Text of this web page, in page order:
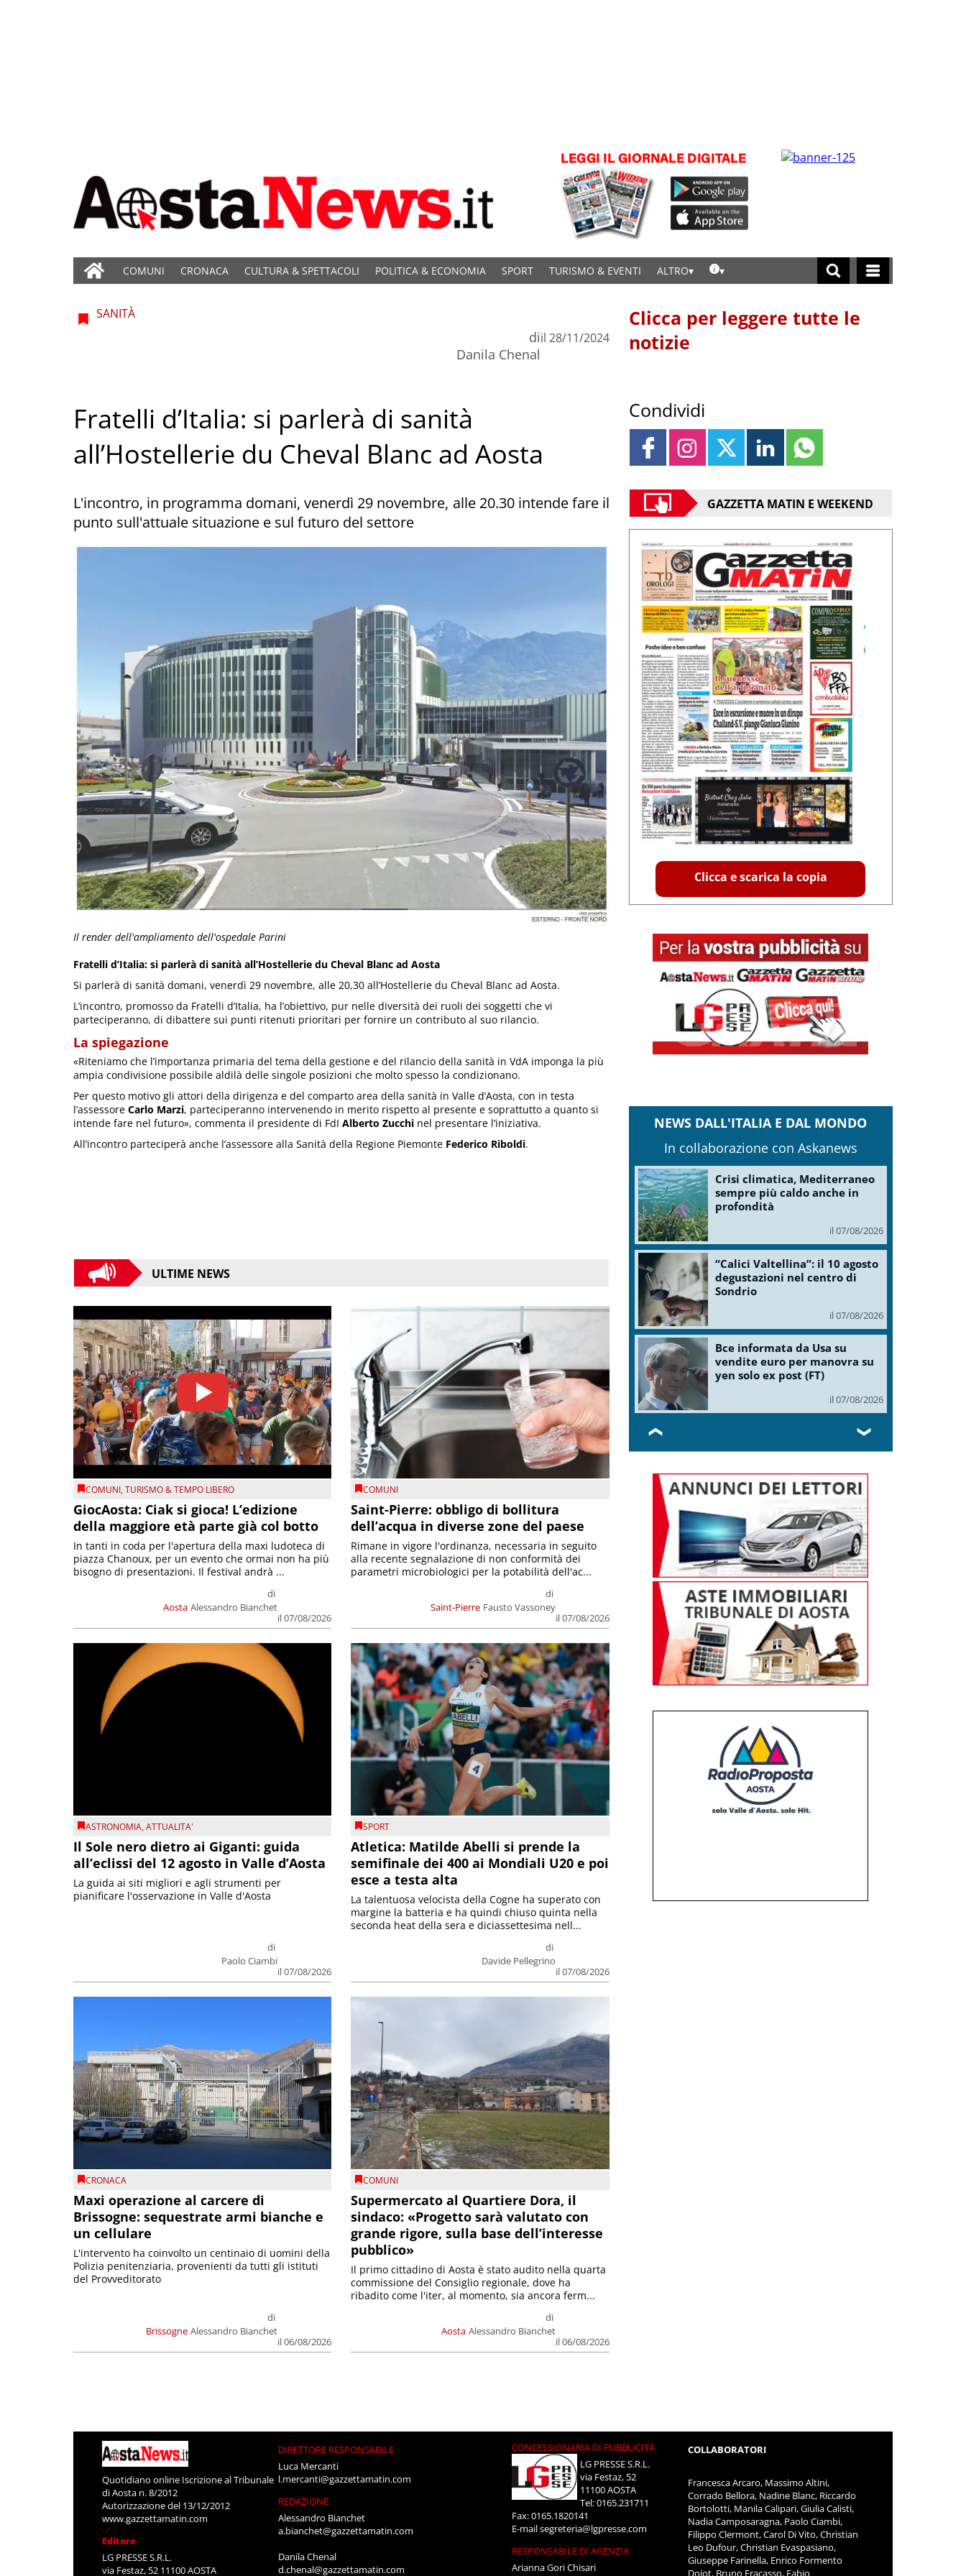
COMUNI CRONACA CULTURA & SPETTACOLI POLITICA & ECONOMIA SPORT TURISMO & EVENTI ALTRO
Il render dell'ampliamento dell'ospedale Parini
SANITÀ
di
Danila Chenal
il 28/11/2024
Fratelli d’Italia: si parlerà di sanità
all’Hostellerie du Cheval Blanc ad Aosta
L'incontro, in programma domani, venerdì 29 novembre, alle 20.30 intende fare il
punto sull'attuale situazione e sul futuro del settore
Fratelli d’Italia: si parlerà di sanità all’Hostellerie du Cheval Blanc ad Aosta
Si parlerà di sanità domani, venerdì 29 novembre, alle 20,30 all’Hostellerie du Cheval Blanc ad Aosta.
L’incontro, promosso da Fratelli d’Italia, ha l’obiettivo, pur nelle diversità dei ruoli dei soggetti che vi
parteciperanno, di dibattere sui punti ritenuti prioritari per fornire un contributo al suo rilancio.
La spiegazione
«Riteniamo che l’importanza primaria del tema della gestione e del rilancio della sanità in VdA imponga la più
ampia condivisione possibile aldilà delle singole posizioni che molto spesso la condizionano.
Per questo motivo gli attori della dirigenza e del comparto area della sanità in Valle d’Aosta, con in testa
l’assessore Carlo Marzi, parteciperanno intervenendo in merito rispetto al presente e soprattutto a quanto si
intende fare nel futuro», commenta il presidente di FdI Alberto Zucchi nel presentare l’iniziativa.
All’incontro parteciperà anche l’assessore alla Sanità della Regione Piemonte Federico Riboldi.
ULTIME NEWS
COMUNI,TURISMO & TEMPO LIBERO
GiocAosta: Ciak si gioca! L’edizione
della maggiore età parte già col botto
Aosta
di
Alessandro Bianchet
il 07/08/2026
In tanti in coda per l'apertura della maxi ludoteca di
piazza Chanoux, per un evento che ormai non ha più
bisogno di presentazioni. Il festival andrà ...
COMUNI
Saint-Pierre: obbligo di bollitura
dell’acqua in diverse zone del paese
Saint-Pierre
di
Fausto Vassoney
il 07/08/2026
Rimane in vigore l'ordinanza, necessaria in seguito
alla recente segnalazione di non conformità dei
parametri microbiologici per la potabilità dell'ac...
ASTRONOMIA,ATTUALITA'
Il Sole nero dietro ai Giganti: guida
all’eclissi del 12 agosto in Valle d’Aosta
di
Paolo Ciambi
il 07/08/2026
La guida ai siti migliori e agli strumenti per
pianificare l'osservazione in Valle d'Aosta
SPORT
Atletica: Matilde Abelli si prende la
semifinale dei 400 ai Mondiali U20 e poi
esce a testa alta
di
Davide Pellegrino
il 07/08/2026
La talentuosa velocista della Cogne ha superato con
margine la batteria e ha quindi chiuso quinta nella
seconda heat della sera e diciassettesima nell...
CRONACA
Maxi operazione al carcere di
Brissogne: sequestrate armi bianche e
un cellulare
Brissogne
di
Alessandro Bianchet
il 06/08/2026
L'intervento ha coinvolto un centinaio di uomini della
Polizia penitenziaria, provenienti da tutti gli istituti
del Provveditorato
COMUNI
Supermercato al Quartiere Dora, il
sindaco: «Progetto sarà valutato con
grande rigore, sulla base dell’interesse
pubblico»
Aosta
di
Alessandro Bianchet
il 06/08/2026
Il primo cittadino di Aosta è stato audito nella quarta
commissione del Consiglio regionale, dove ha
ribadito come l'iter, al momento, sia ancora ferm...
Clicca per leggere tutte le
notizie
Condividi
GAZZETTA MATIN E WEEKEND
Clicca e scarica la copia
NEWS DALL'ITALIA E DAL MONDO
In collaborazione con Askanews
Crisi climatica, Mediterraneo
sempre più caldo anche in
profondità
il 07/08/2026
“Calici Valtellina”: il 10 agosto
degustazioni nel centro di
Sondrio
il 07/08/2026
Bce informata da Usa su
vendite euro per manovra su
yen solo ex post (FT)
il 07/08/2026
❮ ❯
Quotidiano online Iscrizione al Tribunale
di Aosta n. 8/2012
Autorizzazione del 13/12/2012
www.gazzettamatin.com
Editore
LG PRESSE S.R.L.
via Festaz, 52 11100 AOSTA
DIRETTORE RESPONSABILE
Luca Mercanti
l.mercanti@gazzettamatin.com
REDAZIONE
Alessandro Bianchet
a.bianchet@gazzettamatin.com
Danila Chenal
d.chenal@gazzettamatin.com
CONCESSIONARIA DI PUBBLICITÀ
LG PRESSE S.R.L.
via Festaz, 52
11100 AOSTA
Tel: 0165.231711
Fax: 0165.1820141
E-mailsegreteria@lgpresse.com
RESPONSABILE DI AGENZIA
Arianna Gori Chisari
COLLABORATORI
Francesca Arcaro, Massimo Altini,
Corrado Bellora, Nadine Blanc, Riccardo
Bortolotti, Manila Calipari, Giulia Calisti,
Nadia Camposaragna, Paolo Ciambi,
Filippo Clermont, Carol Di Vito, Christian
Leo Dufour, Christian Evaspasiano,
Giuseppe Farinella, Enrico Formento
Dojot, Bruno Fracasso, Fabio